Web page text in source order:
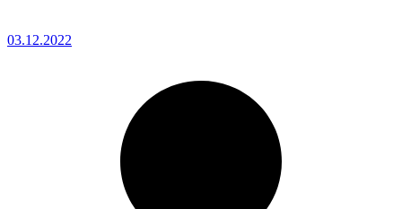
03.12.2022